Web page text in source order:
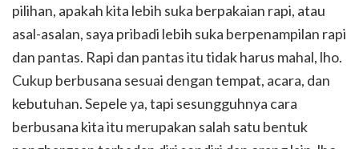
pilihan, apakah kita lebih suka berpakaian rapi, atau
asal-asalan, saya pribadi lebih suka berpenampilan rapi
dan pantas. Rapi dan pantas itu tidak harus mahal, lho.
Cukup berbusana sesuai dengan tempat, acara, dan
kebutuhan. Sepele ya, tapi sesungguhnya cara
berbusana kita itu merupakan salah satu bentuk